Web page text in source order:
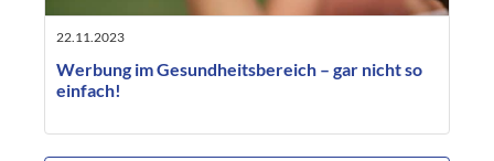
22.11.2023
Werbung im Gesundheitsbereich – gar nicht so
einfach!